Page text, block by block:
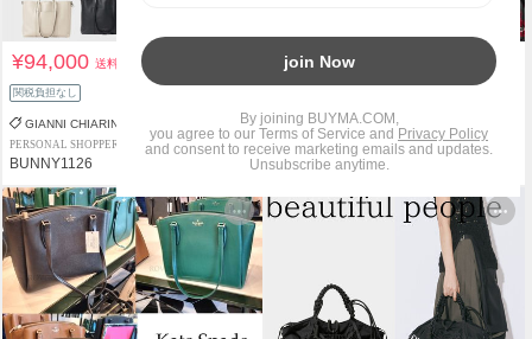
¥94,000送料込
関税負担なし
GIANNI CHIARINI
PERSONAL SHOPPER
BUNNY1126
¥97,300
Vivienne Westwood
PERSONAL SHOPPER
Crepus